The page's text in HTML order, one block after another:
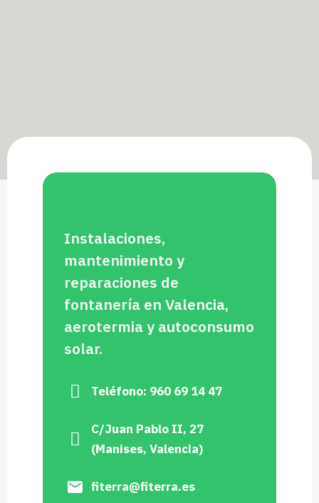
Instalaciones,
mantenimiento y
reparaciones de
fontanería en Valencia,
aerotermia y autoconsumo
solar.
Teléfono: 960 69 14 47
C/Juan Pablo II, 27
(Manises, Valencia)
fiterra@fiterra.es